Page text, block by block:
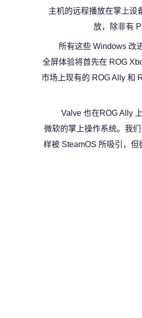
主机的远程播放在掌上设
放，除非有
所有这些 Windows 改
全屏体验将首先在 ROG
市场上现有的 ROG Ally 和
Valve 也在ROG Ally
微软的掌上操作系统。我
样被 SteamOS 所吸引，